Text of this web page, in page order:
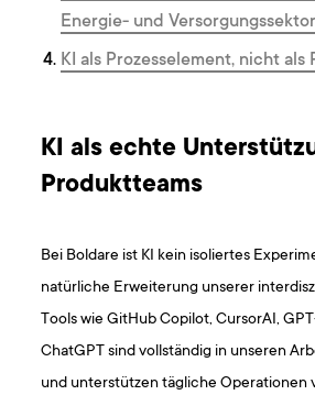
Energie- und Versorgungssektor
KI als Prozesselement, nicht als
KI als echte
Produktteams
Bei Boldare ist KI kein isoliertes
natürliche Erweiterung unserer
Tools wie GitHub Copilot, CursorAI,
ChatGPT sind vollständig in unseren
und unterstützen tägliche Operationen